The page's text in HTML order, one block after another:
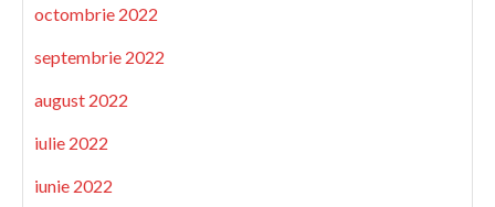
octombrie 2022
septembrie 2022
august 2022
iulie 2022
iunie 2022